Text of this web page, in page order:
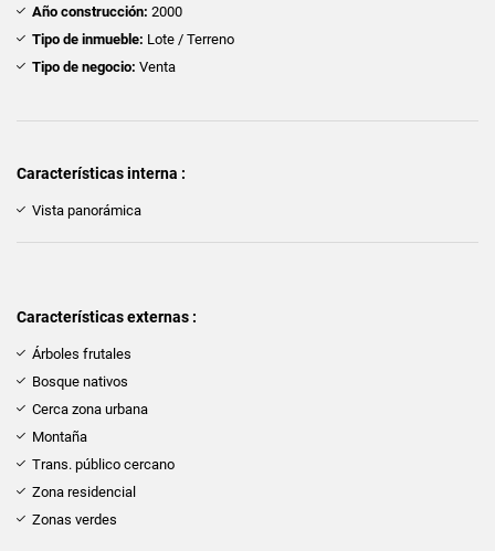
Año construcción: 2000
Tipo de inmueble: Lote / Terreno
Tipo de negocio: Venta
Características interna :
Vista panorámica
Características externas :
Árboles frutales
Bosque nativos
Cerca zona urbana
Montaña
Trans. público cercano
Zona residencial
Zonas verdes